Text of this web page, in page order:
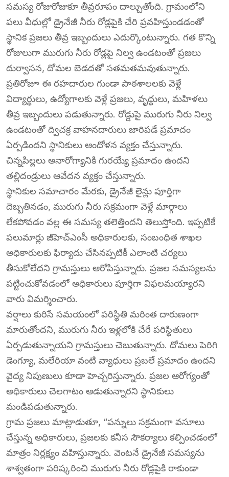
సమస్య రోజురోజుకూ తీవ్రరూపం దాల్చుతోంది. గ్రామంలోని
పలు వీధుల్లో డ్రైనేజీ నీరు రోడ్లపైకి చేరి ప్రవహిస్తుండడంతో
స్థానిక ప్రజలు తీవ్ర ఇబ్బందులు ఎదుర్కొంటున్నారు. గత కొన్ని
రోజులుగా మురుగు నీరు రోడ్లపై నిల్వ ఉండటంతో ప్రజలు
దుర్వాసన, దోమల బెడదతో సతమతమవుతున్నారు.
ప్రతిరోజూ ఈ రహదారుల గుండా పాఠశాలలకు వెళ్లే
విద్యార్థులు, ఉద్యోగాలకు వెళ్లే ప్రజలు, వృద్ధులు, మహిళలు
తీవ్ర ఇబ్బందులు పడుతున్నారు. రోడ్డుపై మురుగు నీరు నిల్వ
ఉండటంతో ద్విచక్ర వాహనదారులు జారిపడే ప్రమాదం
ఏర్పడిందని స్థానికులు ఆందోళన వ్యక్తం చేస్తున్నారు.
చిన్నపిల్లలు అనారోగ్యానికి గురయ్యే ప్రమాదం ఉందని
తల్లిదండ్రులు ఆవేదన వ్యక్తం చేస్తున్నారు.
స్థానికుల సమాచారం మేరకు, డ్రైనేజీ లైన్లు పూర్తిగా
దెబ్బతినడం, మురుగు నీరు సక్రమంగా వెళ్లే మార్గాలు
లేకపోవడం వల్ల ఈ సమస్య తలెత్తిందని తెలుస్తోంది. ఇప్పటికే
పలుమార్లు జీహెచ్ఎంసీ అధికారులకు, సంబంధిత శాఖల
అధికారులకు ఫిర్యాదు చేసినప్పటికీ ఎలాంటి చర్యలు
తీసుకోలేదని గ్రామస్తులు ఆరోపిస్తున్నారు. ప్రజల సమస్యలను
పట్టించుకోవడంలో అధికారులు పూర్తిగా విఫలమయ్యారని
వారు విమర్శించారు.
వర్షాలు కురిసే సమయంలో పరిస్థితి మరింత దారుణంగా
మారుతోందని, మురుగు నీరు ఇళ్లలోకి చేరే పరిస్థితులు
ఏర్పడుతున్నాయని గ్రామస్తులు చెబుతున్నారు. దోమలు పెరిగి
డెంగ్యూ, మలేరియా వంటి వ్యాధులు ప్రబలే ప్రమాదం ఉందని
వైద్య నిపుణులు కూడా హెచ్చరిస్తున్నారు. ప్రజల ఆరోగ్యంతో
అధికారులు చెలగాటం ఆడుతున్నారని స్థానికులు
మండిపడుతున్నారు.
గ్రామ ప్రజలు మాట్లాడుతూ, “పన్నులు సక్రమంగా వసూలు
చేస్తున్న అధికారులు, ప్రజలకు కనీస సౌకర్యాలు కల్పించడంలో
మాత్రం నిర్లక్ష్యం వహిస్తున్నారు. వెంటనే డ్రైనేజీ సమస్యను
శాశ్వతంగా పరిష్కరించి మురుగు నీరు రోడ్లపైకి రాకుండా